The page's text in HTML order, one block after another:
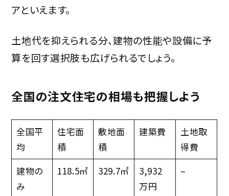
アといえます。
土地代を抑えられる分、建物の性能や設備に予
算を回す選択肢も広げられるでしょう。
全国の注文住宅の相場も把握しよう
全国平
均
住宅面
積
敷地面
積
建築費
土地取
得費
建物の
み
118.5㎡ 329.7㎡
3,932
万円
–